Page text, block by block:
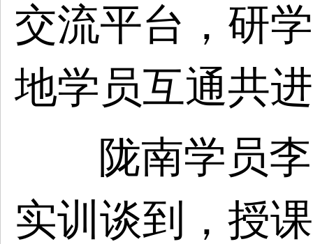
交流平台，研
地学员互通共
陇南学员
实训谈到，授